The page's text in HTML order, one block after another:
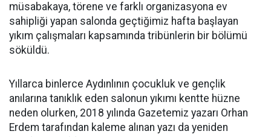
müsabakaya, törene ve farklı organizasyona ev
sahipliği yapan salonda geçtiğimiz hafta başlayan
yıkım çalışmaları kapsamında tribünlerin bir bölümü
söküldü.
Yıllarca binlerce Aydınlının çocukluk ve gençlik
anılarına tanıklık eden salonun yıkımı kentte hüzne
neden olurken, 2018 yılında Gazetemiz yazarı Orhan
Erdem tarafından kaleme alınan yazı da yeniden